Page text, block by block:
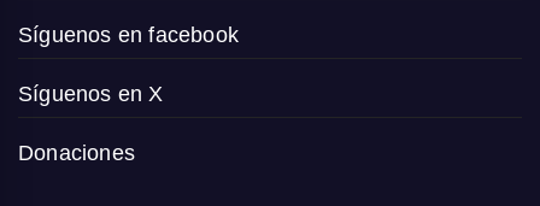
Síguenos en facebook
Síguenos en X
Donaciones